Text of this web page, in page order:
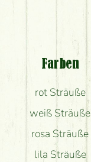
Farben
rot Sträuße
weiß Sträuße
rosa Sträuße
lila Sträuße